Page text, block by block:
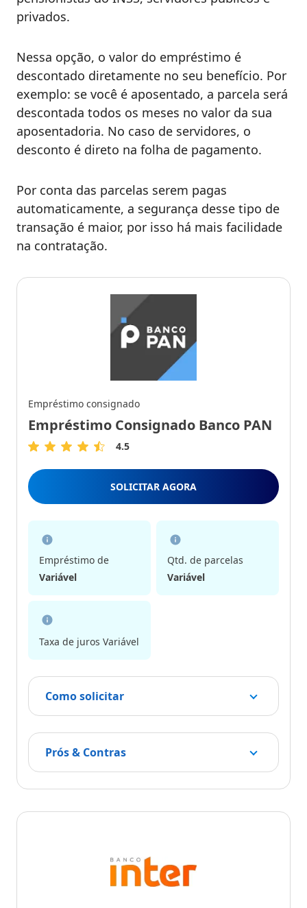
privados.
Nessa opção, o valor do empréstimo é
descontado diretamente no seu benefício. Por
exemplo: se você é aposentado, a parcela será
descontada todos os meses no valor da sua
aposentadoria. No caso de servidores, o
desconto é direto na folha de pagamento.
Por conta das parcelas serem pagas
automaticamente, a segurança desse tipo de
transação é maior, por isso há mais facilidade
na contratação.
Empréstimo consignado
Empréstimo Consignado Banco PAN
4.5
5
Estrelas
4.5
SOLICITAR AGORA
Empréstimo de
Variável
Qtd. de parcelas
Variável
Taxa de juros Variável
Como solicitar
Prós & Contras